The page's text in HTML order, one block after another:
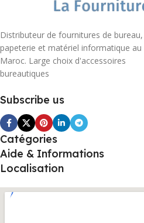
Distributeur de fournitures de bureau,
papeterie et matériel informatique au
Maroc. Large choix d'accessoires
bureautiques
Subscribe us
Catégories
Aide & Informations
Localisation